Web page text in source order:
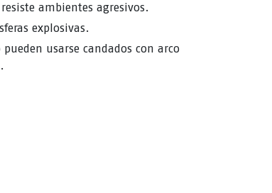
ambientes agresivos.
explosivas.
usarse candados con arco